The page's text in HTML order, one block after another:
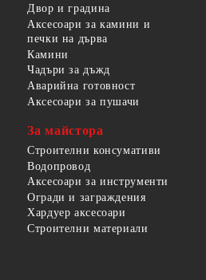
Двор и градина
Аксесоари за камини и
печки на дърва
Камини
Чадъри за дъжд
Аварийна готовност
Аксесоари за пушачи
За майстора
Строителни консумативи
Водопровод
Аксесоари за инструменти
Огради и заграждения
Хардуер аксесоари
Строителни материали